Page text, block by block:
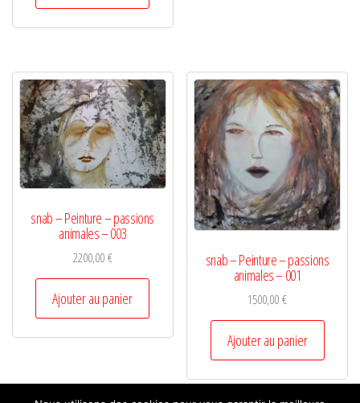
snab – Peinture – passions
animales – 003
2200,00€
Ajouter au panier
snab – Peinture – passions
animales – 001
1500,00€
Ajouter au panier